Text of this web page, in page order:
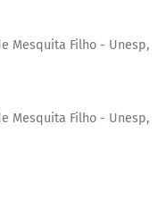
Mesquita Filho - Unesp,
Mesquita Filho - Unesp,